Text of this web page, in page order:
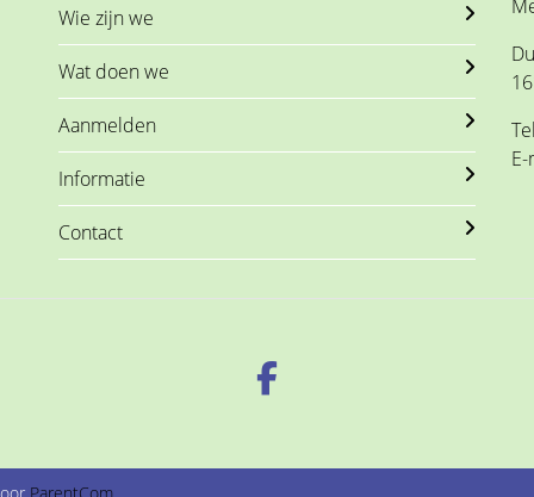
Wie zijn we
Wat doen we
Aanmelden
Informatie
Contact